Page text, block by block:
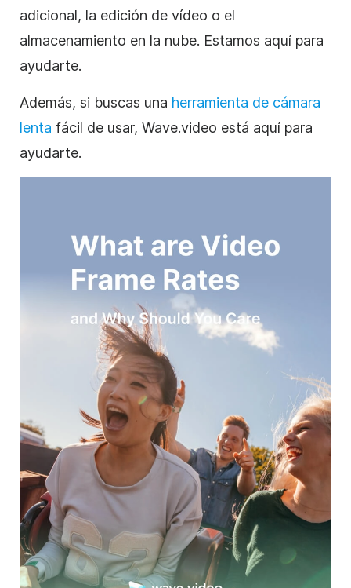
adicional, la edición de vídeo o el
almacenamiento en la nube. Estamos aquí para
ayudarte.
Además, si buscas una herramienta de cámara
lenta fácil de usar, Wave.video está aquí para
ayudarte.